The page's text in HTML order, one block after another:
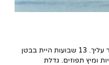
יונתן יקר, אמא ואבא רוצים לספר עליך. 13 שבועות היית בבטן
ומיץ תפוזים. גדלת